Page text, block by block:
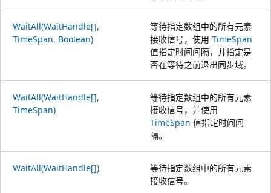
WaitAll(WaitHandle[],
TimeSpan, Boolean)
等待指定数组中的所有元素
接收信号，使用 TimeSpan
值指定时间间隔，并指定是
否在等待之前退出同步域。
WaitAll(WaitHandle[],
TimeSpan)
等待指定数组中的所有元素
接收信号，并使用
TimeSpan 值指定时间间
隔。
WaitAll(WaitHandle[])
等待指定数组中的所有元素
接收信号。